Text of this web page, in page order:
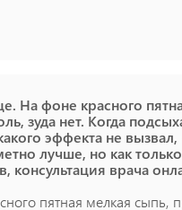
На фоне красного
зуда нет. Когда
эффекта не вызвал,
лучше, но как
консультация врача
пятная мелкая сыпь,